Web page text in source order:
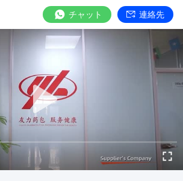
チャット 連絡先